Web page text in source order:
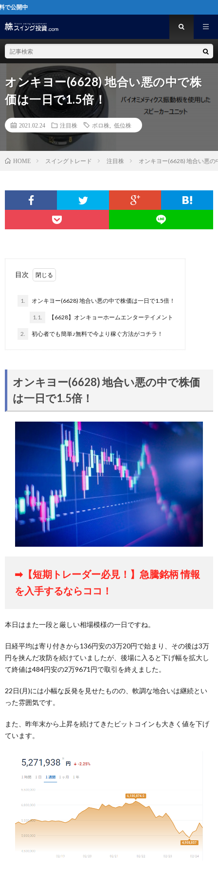
オンキヨー(6628) 地合い悪の中で株
価は一日で1.5倍！
2021.02.24 注目株 ボロ株 低位株
HOME スイングトレード 注目株 オンキヨー(6628) 地合い悪
目次
1. オンキヨー(6628) 地合い悪の中で株価は一日で1.5倍！
1.1. 【6628】オンキョーホームエンターテイメント
2. 初心者でも簡単♪無料で今より稼ぐ方法がコチラ！
オンキヨー(6628) 地合い悪の中で株価
は一日で1.5倍！
➡【短期トレーダー必見！】急騰銘柄 情報
を入手するならココ！
本日はまた一段と厳しい相場模様の一日ですね。
日経平均は寄り付きから136円安の3万20円で始まり、その後は3万
円を挟んだ攻防を続けていましたが、後場に入ると下げ幅を拡大し
て終値は484円安の2万9671円で取引を終えました。
22日(月)には小幅な反発を見せたものの、軟調な地合いは継続とい
った雰囲気です。
また、昨年末から上昇を続けてきたビットコインも大きく値を下げ
ています。